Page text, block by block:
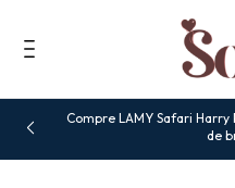
Compre LAMY Safari
de